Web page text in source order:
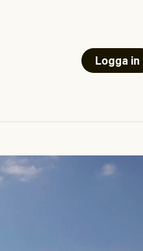
Logga in